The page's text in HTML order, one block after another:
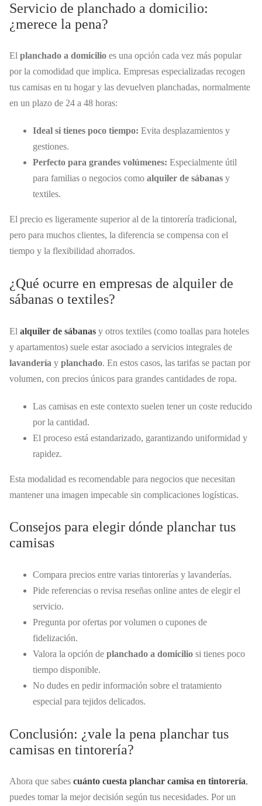
Servicio de planchado a domicilio:
¿merece la pena?
El planchado a domicilio es una opción cada vez más popular
por la comodidad que implica. Empresas especializadas recogen
tus camisas en tu hogar y las devuelven planchadas, normalmente
en un plazo de 24 a 48 horas:
Ideal si tienes poco tiempo: Evita desplazamientos y
gestiones.
Perfecto para grandes volúmenes: Especialmente útil
para familias o negocios como alquiler de sábanas y
textiles.
El precio es ligeramente superior al de la tintorería tradicional,
pero para muchos clientes, la diferencia se compensa con el
tiempo y la flexibilidad ahorrados.
¿Qué ocurre en empresas de alquiler de
sábanas o textiles?
El alquiler de sábanas y otros textiles (como toallas para hoteles
y apartamentos) suele estar asociado a servicios integrales de
lavandería y planchado. En estos casos, las tarifas se pactan por
volumen, con precios únicos para grandes cantidades de ropa.
Las camisas en este contexto suelen tener un coste reducido
por la cantidad.
El proceso está estandarizado, garantizando uniformidad y
rapidez.
Esta modalidad es recomendable para negocios que necesitan
mantener una imagen impecable sin complicaciones logísticas.
Consejos para elegir dónde planchar tus
camisas
Compara precios entre varias tintorerías y lavanderías.
Pide referencias o revisa reseñas online antes de elegir el
servicio.
Pregunta por ofertas por volumen o cupones de
fidelización.
Valora la opción de planchado a domicilio si tienes poco
tiempo disponible.
No dudes en pedir información sobre el tratamiento
especial para tejidos delicados.
Conclusión: ¿vale la pena planchar tus
camisas en tintorería?
Ahora que sabes cuánto cuesta planchar camisa en tintorería,
puedes tomar la mejor decisión según tus necesidades. Por un